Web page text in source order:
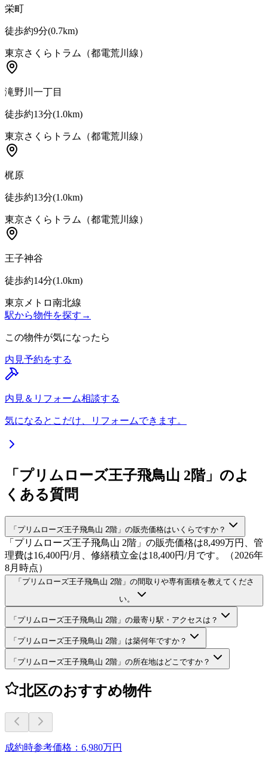
栄町
徒歩約9分(0.7km)
東京さくらトラム（都電荒川線）
滝野川一丁目
徒歩約13分(1.0km)
東京さくらトラム（都電荒川線）
梶原
徒歩約13分(1.0km)
東京さくらトラム（都電荒川線）
王子神谷
徒歩約14分(1.0km)
東京メトロ南北線
駅から物件を探す →
この物件が気になったら
内見予約をする
内見＆リフォーム相談する
気になるとこだけ、リフォームできます。
「プリムローズ王子飛鳥山 2階」のよ
くある質問
「プリムローズ王子飛鳥山 2階」の販売価格はいくらですか？
「プリムローズ王子飛鳥山 2階」の販売価格は8,499万円、管
理費は16,400円/月、修繕積立金は18,400円/月です。（2026年
8月時点）
「プリムローズ王子飛鳥山 2階」の間取りや専有面積を教えてくださ
い。
「プリムローズ王子飛鳥山 2階」の最寄り駅・アクセスは？
「プリムローズ王子飛鳥山 2階」は築何年ですか？
「プリムローズ王子飛鳥山 2階」の所在地はどこですか？
北区のおすすめ物件
成約時参考価格：6,980万円